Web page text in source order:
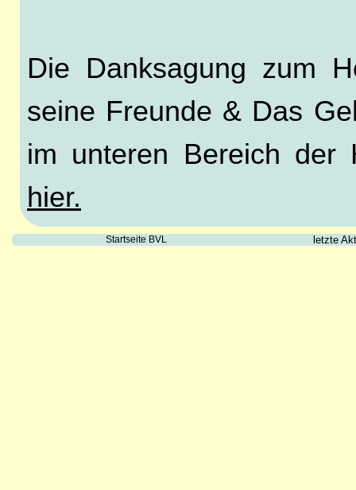
Die Danksagung zum
seine Freunde & Das
im unteren Bereich der
hier.
Startseite BVL letzte